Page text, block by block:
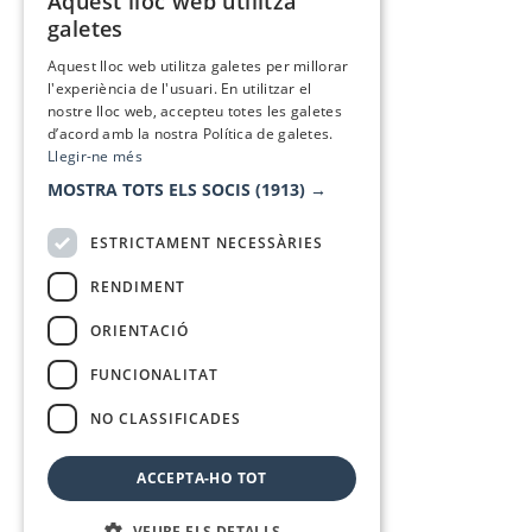
galetes
Aquest lloc web utilitza galetes per millorar
l'experiència de l'usuari. En utilitzar el
nostre lloc web, accepteu totes les galetes
d’acord amb la nostra Política de galetes.
Llegir-ne més
MOSTRA TOTS ELS SOCIS (1913) →
ESTRICTAMENT NECESSÀRIES
RENDIMENT
ORIENTACIÓ
FUNCIONALITAT
NO CLASSIFICADES
ACCEPTA-HO TOT